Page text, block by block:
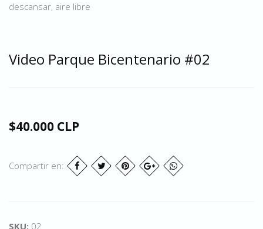
descansar, aire libre
Video Parque Bicentenario #02
$40.000 CLP
Compartir en:
SKU: 02